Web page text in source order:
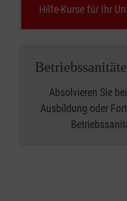
Hilfe-Kurse für Ihr
Absolvieren Sie
Ausbildung oder